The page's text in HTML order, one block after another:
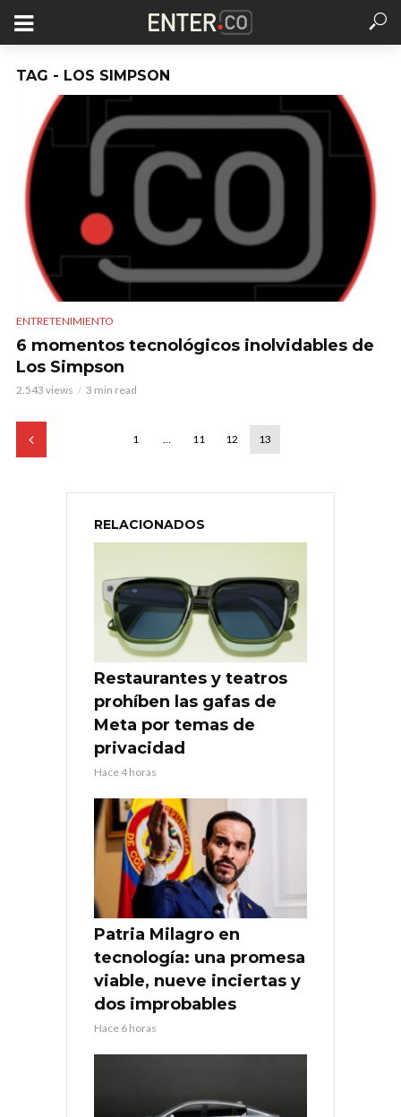
TAG - LOS SIMPSON
ENTRETENIMIENTO
6 momentos tecnológicos inolvidables de
Los Simpson
2.543 views 3 min read
1 … 11 12 13
RELACIONADOS
Restaurantes y teatros
prohíben las gafas de
Meta por temas de
privacidad
Hace 4 horas
Patria Milagro en
tecnología: una promesa
viable, nueve inciertas y
dos improbables
Hace 6 horas